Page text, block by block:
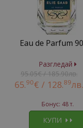
Eau de Parfum
Разгледай
95.05€ / 185.90лв.
65.90€ / 128.89лв.
Бонус: 48 т.
КУПИ